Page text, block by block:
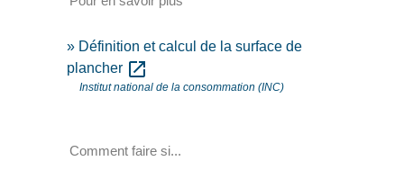
Définition et calcul de la surface de
plancher open_in_new
Institut national de la consommation (INC)
Comment faire si...